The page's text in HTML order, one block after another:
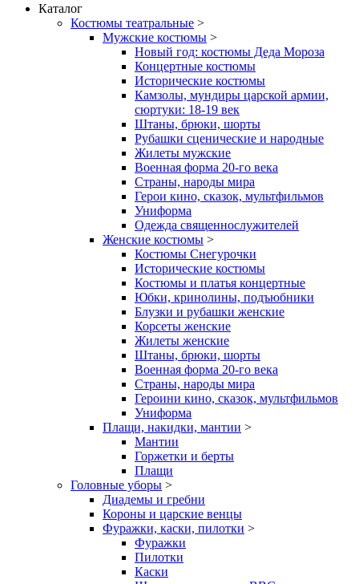
Каталог
Костюмы театральные >
Мужские костюмы >
Новый год: костюмы Деда Мороза
Концертные костюмы
Исторические костюмы
Камзолы, мундиры царской армии,
сюртуки: 18-19 век
Штаны, брюки, шорты
Рубашки сценические и народные
Жилеты мужские
Военная форма 20-го века
Страны, народы мира
Герои кино, сказок, мультфильмов
Униформа
Одежда священнослужителей
Женские костюмы >
Костюмы Снегурочки
Исторические костюмы
Костюмы и платья концертные
Юбки, кринолины, подъюбники
Блузки и рубашки женские
Корсеты женские
Жилеты женские
Штаны, брюки, шорты
Военная форма 20-го века
Страны, народы мира
Героини кино, сказок, мультфильмов
Униформа
Плащи, накидки, мантии >
Мантии
Горжетки и берты
Плащи
Головные уборы >
Диадемы и гребни
Короны и царские венцы
Фуражки, каски, пилотки >
Фуражки
Пилотки
Каски